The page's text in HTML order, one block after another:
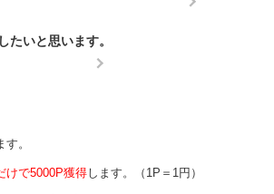
たいと思います。
。
けで5000P獲得します。（1P＝1円）